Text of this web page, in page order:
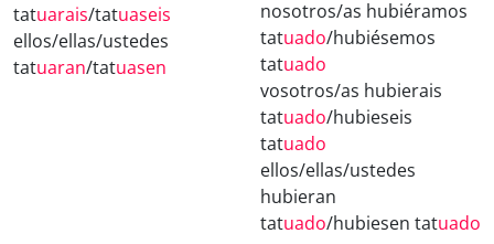
tatuarais/tatuaseis
ellos/ellas/ustedes
tatuaran/tatuasen
nosotros/as hubiéramos
tatuado/hubiésemos
tatuado
vosotros/as hubierais
tatuado/hubieseis
tatuado
ellos/ellas/ustedes
hubieran
tatuado/hubiesen tatuado